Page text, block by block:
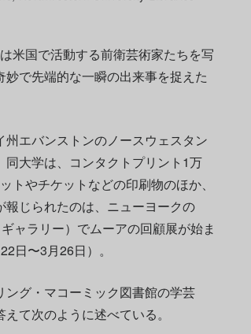
米国で活動する前衛芸術家たちを写
で先端的な一瞬の出来事を捉えた
エバンストンのノースウェスタン
大学は、コンタクトプリント1万
やチケットなどの印刷物のほか、
じられたのは、ニューヨークの
ャラリー）でムーアの回顧展が始ま
日〜3月26日）。
グ・マコーミック図書館の学芸
て次のように述べている。